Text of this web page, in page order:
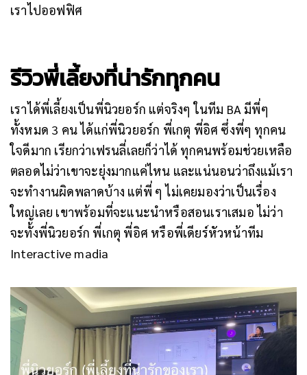
เราไปออฟฟิศ
รีวิวพี่เลี้ยงที่น่ารักทุกคน
เราได้พี่เลี้ยงเป็นพี่นิวยอร์ก แต่จริงๆ ในทีม BA มีพี่ๆ
ทั้งหมด 3 คน ได้แก่พี่นิวยอร์ก พี่เกตุ พี่อิศ ซึ่งพี่ๆ ทุกคน
ใจดีมาก เรียกว่าเฟรนลี่เลยก็ว่าได้ ทุกคนพร้อมช่วยเหลือ
ตลอดไม่ว่าเขาจะยุ่งมากแค่ไหน และแน่นอนว่าถึงแม้เรา
จะทำงานผิดพลาดบ้าง แต่พี่ ๆ ไม่เคยมองว่าเป็นเรื่อง
ใหญ่เลย เขาพร้อมที่จะแนะนำหรือสอนเราเสมอ ไม่ว่า
จะทั้งพี่นิวยอร์ก พี่เกตุ พี่อิศ หรือพี่เดียร์หัวหน้าทีม
Interactive madia